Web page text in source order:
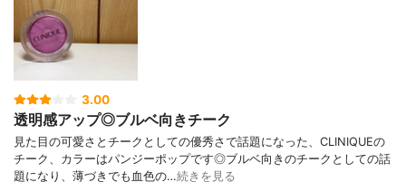
3.00
透明感アップ◎ブルベ向きチーク
見た目の可愛さとチークとしての優秀さで話題になった、CLINIQUEの
チーク、カラーはパンジーポップです◎ブルベ向きのチークとしての話
題になり、薄づきでも血色の…続きを見る